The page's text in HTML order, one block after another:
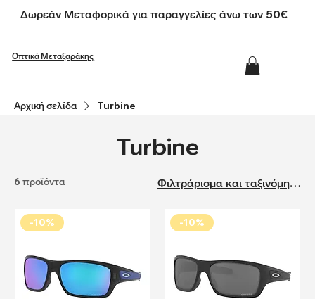
Δωρεάν Μεταφορικά για παραγγελίες άνω των 50€
Οπτικά Μεταξαράκης
Αρχική σελίδα Turbine
Turbine
6 προϊόντα Φιλτράρισμα και ταξινόμηση
-10% -10%